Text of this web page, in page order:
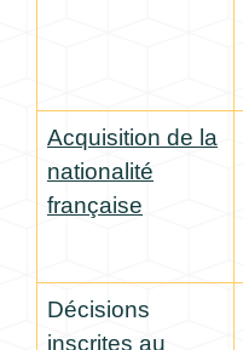
Acquisition de la
nationalité
française
Décisions
inscrites au